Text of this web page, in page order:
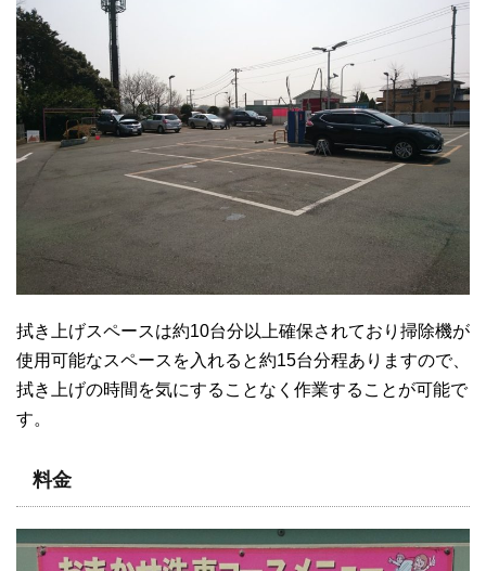
拭き上げスペースは約10台分以上確保されており掃除機が
使用可能なスペースを入れると約15台分程ありますので、
拭き上げの時間を気にすることなく作業することが可能で
す。
料金